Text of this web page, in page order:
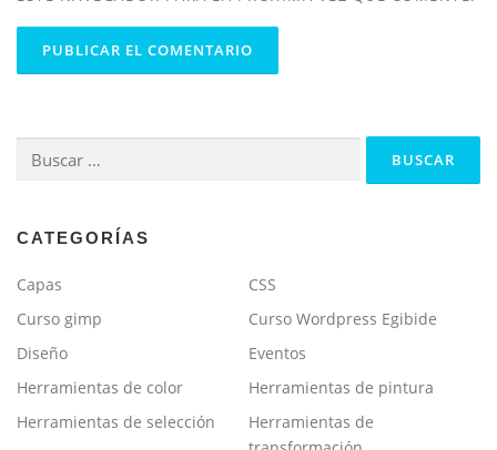
Buscar:
CATEGORÍAS
Capas
CSS
Curso gimp
Curso Wordpress Egibide
Diseño
Eventos
Herramientas de color
Herramientas de pintura
Herramientas de selección
Herramientas de